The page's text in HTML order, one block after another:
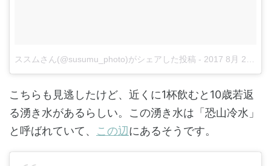
ススムさん(@susumu_photo)がシェアした投稿 - 2017 8月 26 5:35午前 PDT
こちらも見逃したけど、近くに1杯飲むと10歳若返
る湧き水があるらしい。この湧き水は「恐山冷水」
と呼ばれていて、 この辺にあるそうです。